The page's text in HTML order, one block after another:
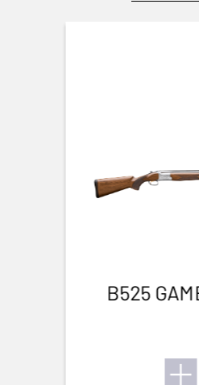
B525